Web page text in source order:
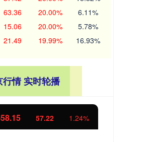
63.36 20.00% 6.11%
15.06 20.00% 5.78%
21.49 19.99% 16.93%
行情 实时轮播
57.22 1.24%